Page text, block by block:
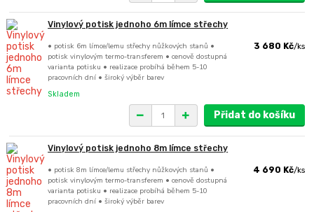
Vinylový potisk jednoho 6m límce střechy
• potisk 6m límce/lemu střechy nůžkových stanů •
potisk vinylovým termo-transferem • cenově dostupná
varianta potisku • realizace probíhá během 5-10
pracovních dní • široký výběr barev
3 680 Kč/ks
Skladem
Přidat do košíku
Vinylový potisk jednoho 8m límce střechy
• potisk 8m límce/lemu střechy nůžkových stanů •
potisk vinylovým termo-transferem • cenově dostupná
varianta potisku • realizace probíhá během 5-10
pracovních dní • široký výběr barev
4 690 Kč/ks